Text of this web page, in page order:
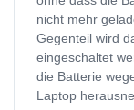
nicht mehr
Gegenteil wird
eingeschaltet
die Batterie
Laptop